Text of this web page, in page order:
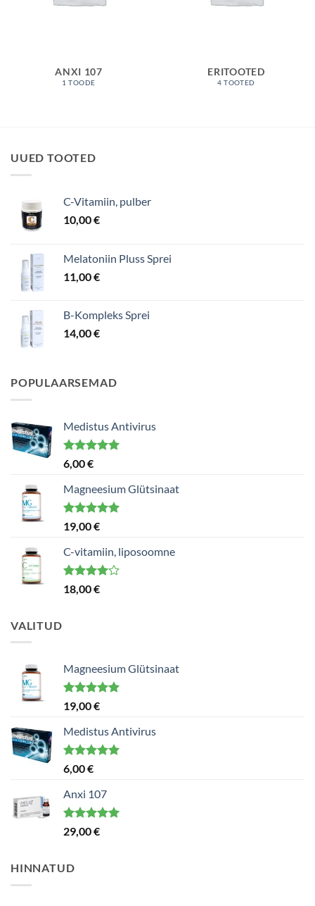
ANXI 107
1 TOODE
ERITOOTED
4 TOOTED
UUED TOOTED
C-Vitamiin, pulber
10,00€
Melatoniin Pluss Sprei
11,00€
B-Kompleks Sprei
14,00€
POPULAARSEMAD
Medistus Antivirus
Hinnanguga
5.00
6,00€
Magneesium Glütsinaat
Hinnanguga
5.00
19,00€
C-vitamiin, liposoomne
Hinnanguga
4.00
18,00€
VALITUD
Magneesium Glütsinaat
Hinnanguga
5.00
19,00€
Medistus Antivirus
Hinnanguga
5.00
6,00€
Anxi 107
Hinnanguga
5.00
29,00€
HINNATUD